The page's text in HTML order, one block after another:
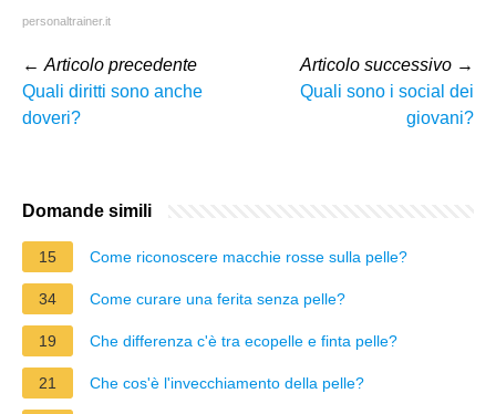
personaltrainer.it
← Articolo precedente
Quali diritti sono anche
doveri?
Articolo successivo →
Quali sono i social dei
giovani?
Domande simili
15 Come riconoscere macchie rosse sulla pelle?
34 Come curare una ferita senza pelle?
19 Che differenza c'è tra ecopelle e finta pelle?
21 Che cos'è l'invecchiamento della pelle?